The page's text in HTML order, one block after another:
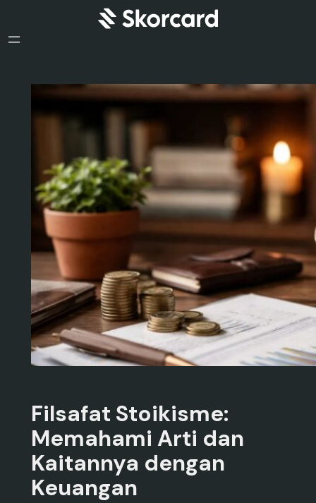
Filsafat Stoikisme:
Memahami Arti dan
Kaitannya dengan
Keuangan